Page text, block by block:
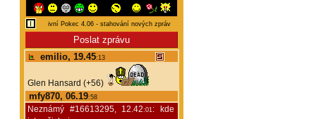
emilio, 19.45:13
Glen Hansard (+56)
mfy870, 06.19:58
Neznámý #16613295, 12.42:01: kde